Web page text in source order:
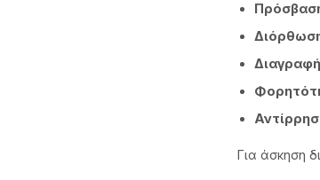
Για άσκηση